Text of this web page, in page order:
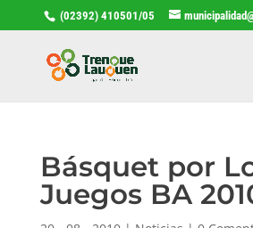
(02392) 410501/05
Básquet por
Juegos BA